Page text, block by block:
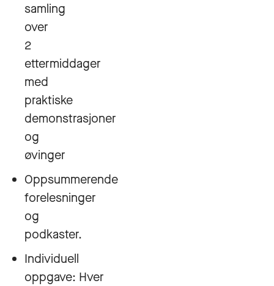
samling
over
2
ettermiddager
med
praktiske
demonstrasjoner
og
øvinger
Oppsummerende
forelesninger
og
podkaster.
Individuell
oppgave: Hver